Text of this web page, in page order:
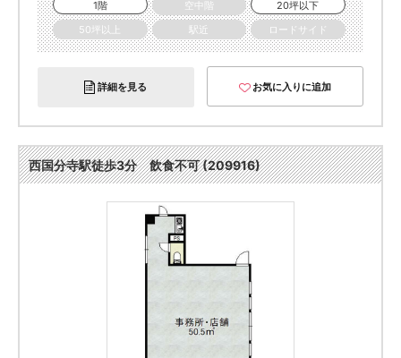
1階
空中階
20坪以下
50坪以上
駅近 ロードサイド
詳細を見る お気に入りに追加
西国分寺駅徒歩3分 飲食不可 (209916)